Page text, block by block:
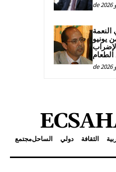
النعمة
يونيو
الثقافة دولي الساحلمجتمع